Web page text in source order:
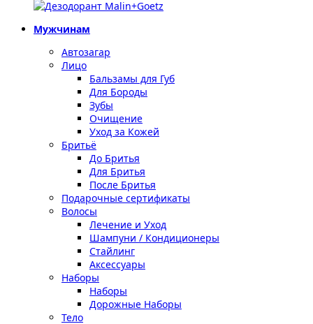
Мужчинам
Автозагар
Лицо
Бальзамы для Губ
Для Бороды
Зубы
Очищение
Уход за Кожей
Бритьё
До Бритья
Для Бритья
После Бритья
Подарочные сертификаты
Волосы
Лечение и Уход
Шампуни / Кондиционеры
Стайлинг
Аксессуары
Наборы
Наборы
Дорожные Наборы
Тело